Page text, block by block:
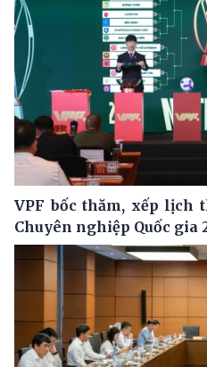
VPF bốc thăm, xếp lịch
Chuyên nghiệp Quốc gia